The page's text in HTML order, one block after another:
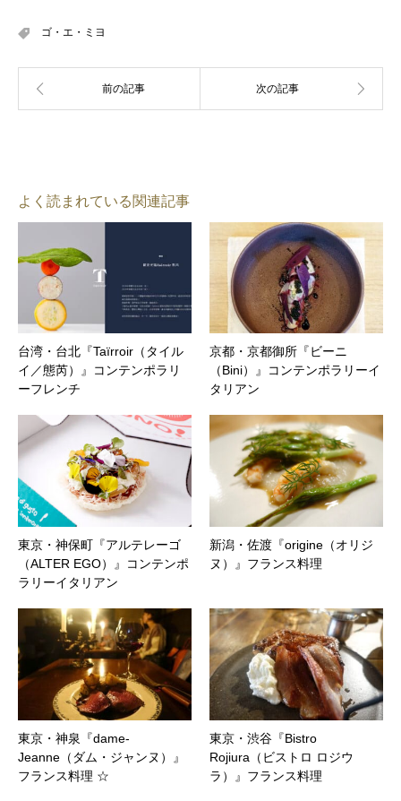
ゴ・エ・ミヨ
よく読まれている関連記事
台湾・台北『Taïrroir（タイル
イ／態芮）』コンテンポラリ
ーフレンチ
京都・京都御所『ビーニ
（Bini）』コンテンポラリーイ
タリアン
東京・神保町『アルテレーゴ
（ALTER EGO）』コンテンポ
ラリーイタリアン
新潟・佐渡『origine（オリジ
ヌ）』フランス料理
東京・神泉『dame‐
Jeanne（ダム・ジャンヌ）』
フランス料理 ☆
東京・渋谷『Bistro
Rojiura（ビストロ ロジウ
ラ）』フランス料理